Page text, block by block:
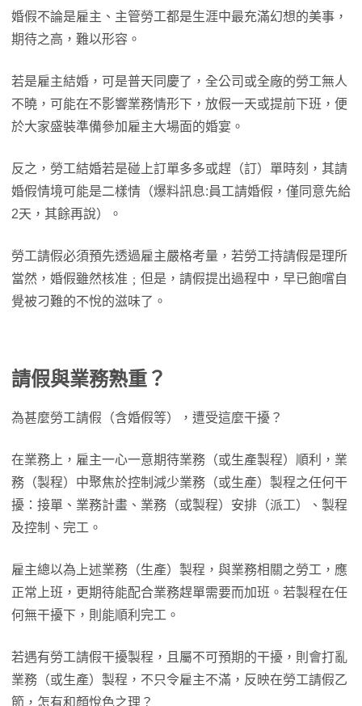
婚假不論是雇主、主管勞工都是生涯中最充滿幻想的美事，
期待之高，難以形容。
若是雇主結婚，可是普天同慶了，全公司或全廠的勞工無人
不曉，可能在不影響業務情形下，放假一天或提前下班，便
於大家盛裝準備參加雇主大場面的婚宴。
反之，勞工結婚若是碰上訂單多多或趕（訂）單時刻，其請
婚假情境可能是二樣情（爆料訊息:員工請婚假，僅同意先給
2天，其餘再說）。
勞工請假必須預先透過雇主嚴格考量，若勞工持請假是理所
當然，婚假雖然核准﹔但是，請假提出過程中，早已飽嚐自
覺被刁難的不悅的滋味了。
請假與業務熟重 ？
為甚麼勞工請假（含婚假等），遭受這麼干擾？
在業務上，雇主一心一意期待業務（或生產製程）順利，業
務（製程）中聚焦於控制減少業務（或生產）製程之任何干
擾：接單、業務計畫、業務（或製程）安排（派工）、製程
及控制、完工。
雇主總以為上述業務（生產）製程，與業務相關之勞工，應
正常上班，更期待能配合業務趕單需要而加班。若製程在任
何無干擾下，則能順利完工。
若遇有勞工請假干擾製程，且屬不可預期的干擾，則會打亂
業務（或生產）製程，不只令雇主不滿，反映在勞工請假乙
節，怎有和顏悅色之理？